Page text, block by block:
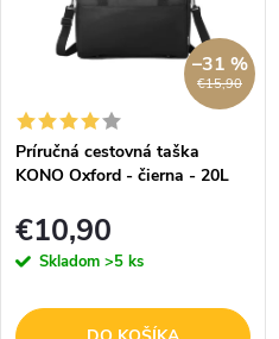
€15,90
–31 %
Príručná cestovná taška
KONO Oxford - čierna - 20L
€10,90
Skladom >5 ks